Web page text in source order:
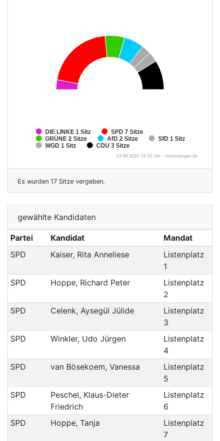
DIE LINKE 1 Sitz SPD 7 Sitze
GRÜNE 2 Sitze AfD 2 Sitze SfD 1 Sitz
WGD 1 Sitz CDU 3 Sitze
13.09.2020 23:33 Uhr - votemanager.de
Es wurden 17 Sitze vergeben.
gewählte Kandidaten
Partei Kandidat
Mandat
SPD
Kaiser, Rita Anneliese
Listenplatz
1
SPD
Hoppe, Richard Peter
Listenplatz
2
SPD
Celenk, Aysegül Jülide
Listenplatz
3
SPD
Winkler, Udo Jürgen
Listenplatz
4
SPD
van Bösekoem, Vanessa
Listenplatz
5
SPD
Peschel, Klaus-Dieter
Friedrich
Listenplatz
6
SPD
Hoppe, Tanja
Listenplatz
7